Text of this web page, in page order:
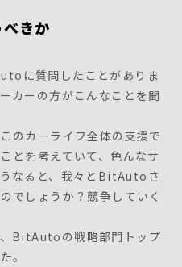
きか
に質問したことがありま
カーの方がこんなことを聞
のカーライフ全体の支援で
とを考えていて、色んなサ
なると、我々とBitAutoさ
でしょうか？競争していく
BitAutoの戦略部門トップ
。